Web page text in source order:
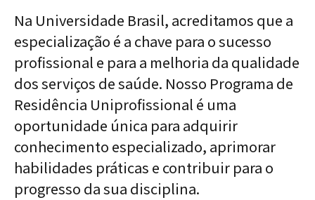
Na Universidade Brasil, acreditamos que a
especialização é a chave para o sucesso
profissional e para a melhoria da qualidade
dos serviços de saúde. Nosso Programa de
Residência Uniprofissional é uma
oportunidade única para adquirir
conhecimento especializado, aprimorar
habilidades práticas e contribuir para o
progresso da sua disciplina.